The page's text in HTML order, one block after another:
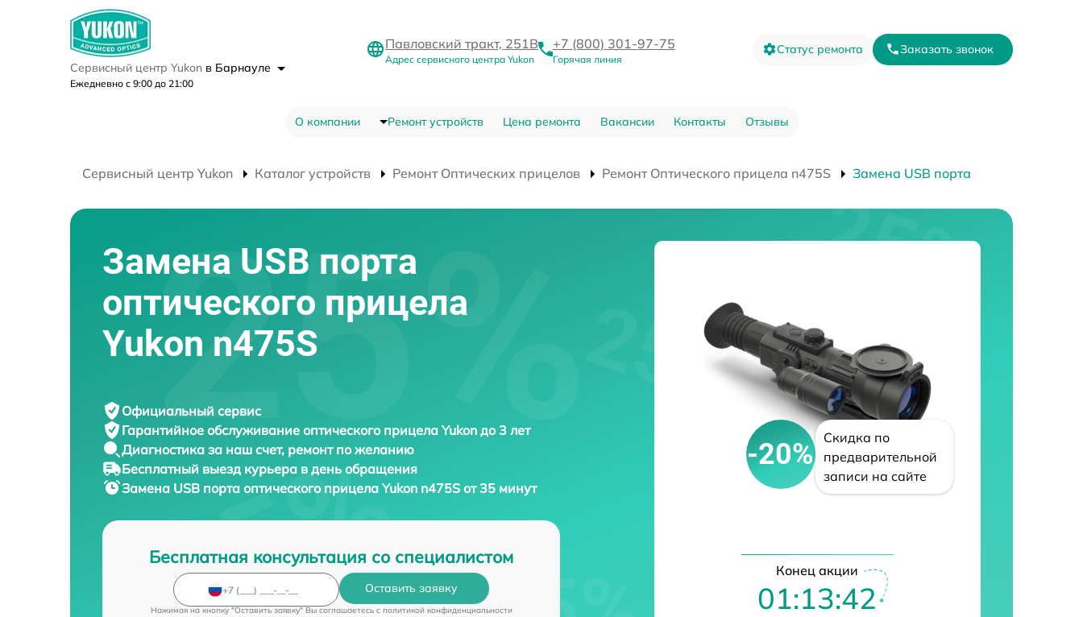
Сервисный центр Yukon в Барнауле
Ежедневно с 9:00 до 21:00
Павловский тракт, 251В
Адрес сервисного центра Yukon
+7 (800) 301-97-75
Горячая линия
Статус ремонта Заказать звонок
О компании Ремонт устройств Цена ремонта Вакансии Контакты Отзывы
Сервисный центр Yukon Каталог устройств Ремонт Оптических прицелов Ремонт Оптического прицела n475S Замена USB порта
Замена USB порта
оптического прицела
Yukon n475S
Официальный сервис
Гарантийное обслуживание оптического прицела Yukon до 3 лет
Диагностика за наш счет, ремонт по желанию
Бесплатный выезд курьера в день обращения
Замена USB порта оптического прицелаYukon n475S от 35 минут
Бесплатная консультация со специалистом
Оставить заявку
Нажимая на кнопку "Оставить заявку" Вы соглашаетесь c политикой конфиденциальности
-20%
Скидка по
предварительной
записи на сайте
Конец акции
01:13:41